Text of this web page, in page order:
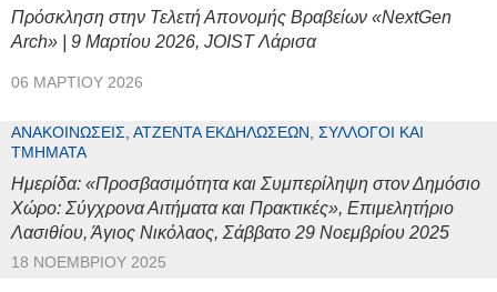
Πρόσκληση στην Τελετή Απονομής Βραβείων «NextGen
Arch» | 9 Μαρτίου 2026, JOIST Λάρισα
06 ΜΑΡΤΊΟΥ 2026
ΑΝΑΚΟΙΝΏΣΕΙΣ, ΑΤΖΈΝΤΑ ΕΚΔΗΛΏΣΕΩΝ, ΣΎΛΛΟΓΟΙ ΚΑΙ
ΤΜΉΜΑΤΑ
Ημερίδα: «Προσβασιμότητα και Συμπερίληψη στον Δημόσιο
Χώρο: Σύγχρονα Αιτήματα και Πρακτικές», Επιμελητήριο
Λασιθίου, Άγιος Νικόλαος, Σάββατο 29 Νοεμβρίου 2025
18 ΝΟΕΜΒΡΊΟΥ 2025